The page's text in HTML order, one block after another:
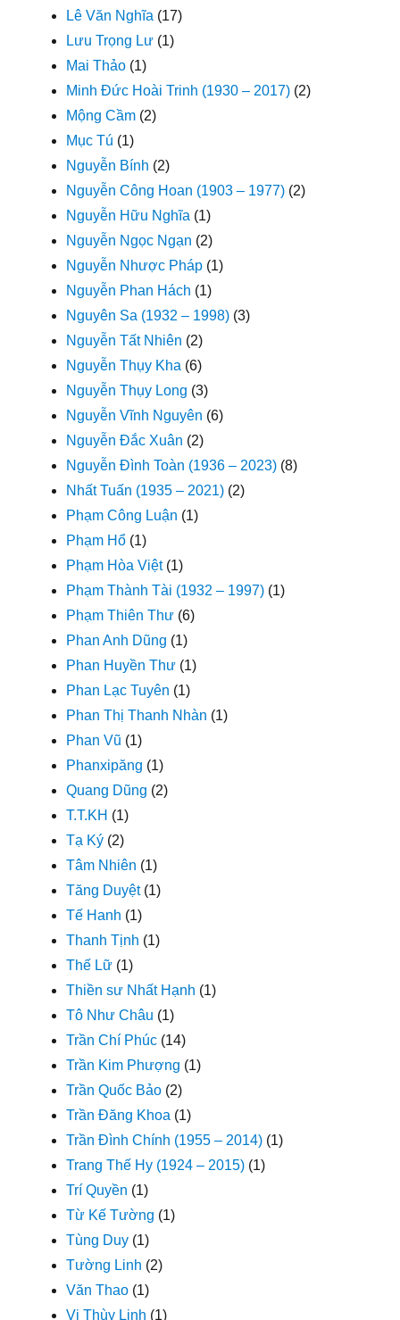
Lê Văn Nghĩa (17)
Lưu Trọng Lư (1)
Mai Thảo (1)
Minh Đức Hoài Trinh (1930 – 2017) (2)
Mộng Cầm (2)
Mục Tú (1)
Nguyễn Bính (2)
Nguyễn Công Hoan (1903 – 1977) (2)
Nguyễn Hữu Nghĩa (1)
Nguyễn Ngọc Ngạn (2)
Nguyễn Nhược Pháp (1)
Nguyễn Phan Hách (1)
Nguyên Sa (1932 – 1998) (3)
Nguyễn Tất Nhiên (2)
Nguyễn Thụy Kha (6)
Nguyễn Thụy Long (3)
Nguyễn Vĩnh Nguyên (6)
Nguyễn Đắc Xuân (2)
Nguyễn Đình Toàn (1936 – 2023) (8)
Nhất Tuấn (1935 – 2021) (2)
Phạm Công Luận (1)
Phạm Hổ (1)
Phạm Hòa Việt(1)
Phạm Thành Tài (1932 – 1997) (1)
Phạm Thiên Thư (6)
Phan Anh Dũng (1)
Phan Huyền Thư (1)
Phan Lạc Tuyên (1)
Phan Thị Thanh Nhàn (1)
Phan Vũ (1)
Phanxipăng (1)
Quang Dũng (2)
T.T.KH (1)
Tạ Ký (2)
Tâm Nhiên (1)
Tăng Duyệt(1)
Tế Hanh (1)
Thanh Tịnh (1)
Thế Lữ (1)
Thiền sư Nhất Hạnh (1)
Tô Như Châu (1)
Trần Chí Phúc (14)
Trần Kim Phượng (1)
Trần Quốc Bảo (2)
Trần Đăng Khoa (1)
Trần Đình Chính (1955 – 2014) (1)
Trang Thế Hy (1924 – 2015) (1)
Trí Quyền (1)
Từ Kế Tường (1)
Tùng Duy (1)
Tường Linh (2)
Văn Thao (1)
Vi Thùy Linh (1)